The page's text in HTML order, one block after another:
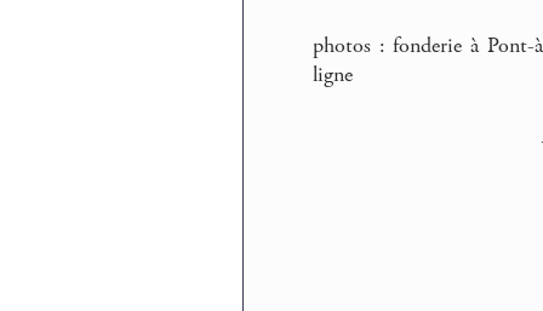
photos : fonderie à Pont-
ligne